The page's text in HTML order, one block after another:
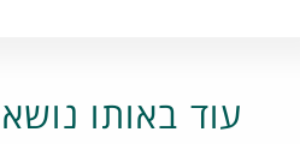
עוד באותו נושא